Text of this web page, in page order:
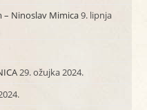
– Ninoslav Mimica9. lipnja
29. ožujka 2024.